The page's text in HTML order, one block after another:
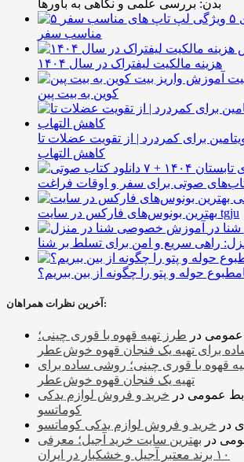
بدن: بررسی علمی و نگاهی به باورها
۵ ویژگی لپ تاپ های
مناسب سفر
هزینه مالکیت لیفتراک در سال ۱۴۰۴
کوین به بیت پین
برای کمردرد | از تقویت عضلات تا
کاهش التهاب
۷ کتاب صوتی برای تابستان ۱۴۰۴ +
صوتی برای سفر و اوقات فراغت
بهترین بونوس‌های فارکس در سایت tgju
در
راهی سریع و امن برای تسلط بر شنا
حوله و پتو را چگونه از بین ببریم؟
آخرین نظرات همراهان:
عمومی در طرز تهیه قهوه با قوری چینی؛
برای تهیه یک فنجان قهوه خوش‌عطر
قهوه با قوری چینی؛ روشی ساده برای
تهیه یک فنجان قهوه خوش‌عطر
عمومی در خرید و فروش لوازم یدکی
کوماتسو
در خرید و فروش لوازم یدکی کوماتسو
در بهترین سایت خرید آجیل؛ معرفی
۱۰ برند معتبر آجیل و خشکبار در ایران